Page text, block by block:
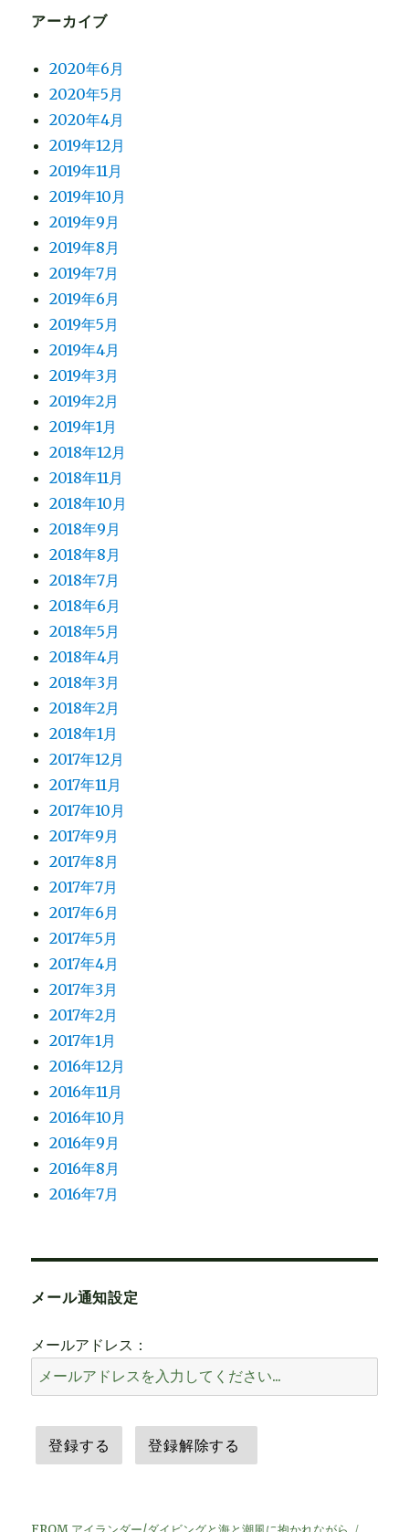
アーカイブ
2020年6月
2020年5月
2020年4月
2019年12月
2019年11月
2019年10月
2019年9月
2019年8月
2019年7月
2019年6月
2019年5月
2019年4月
2019年3月
2019年2月
2019年1月
2018年12月
2018年11月
2018年10月
2018年9月
2018年8月
2018年7月
2018年6月
2018年5月
2018年4月
2018年3月
2018年2月
2018年1月
2017年12月
2017年11月
2017年10月
2017年9月
2017年8月
2017年7月
2017年6月
2017年5月
2017年4月
2017年3月
2017年2月
2017年1月
2016年12月
2016年11月
2016年10月
2016年9月
2016年8月
2016年7月
メール通知設定
メールアドレス：